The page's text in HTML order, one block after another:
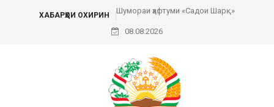
ХАБАРҲОИ ОХИРИН Шумораи ҳафтуми «Садои Шарқ»
08.08.2026